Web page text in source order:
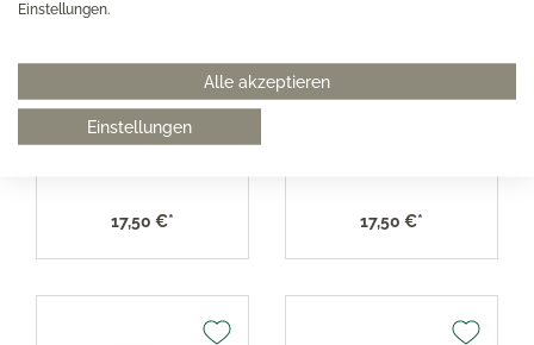
Einstellungen.
Alle akzeptieren
Einstellungen
Dibbern Solid Color
kornblume Kaffee-
17,50 €* 17,50 €*